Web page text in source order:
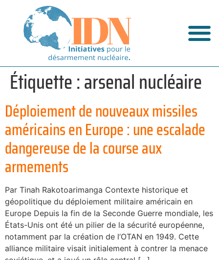
Étiquette :arsenal nucléaire
Déploiement de nouveaux missiles
américains en Europe : une escalade
dangereuse de la course aux
armements
Par Tinah Rakotoarimanga Contexte historique et
géopolitique du déploiement militaire américain en
Europe Depuis la fin de la Seconde Guerre mondiale, les
États-Unis ont été un pilier de la sécurité européenne,
notamment par la création de l’OTAN en 1949. Cette
alliance militaire visait initialement à contrer la menace